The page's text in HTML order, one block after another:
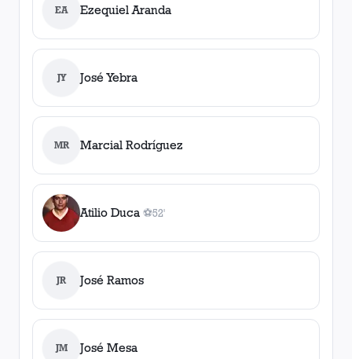
EA Ezequiel Aranda
JY José Yebra
MR Marcial Rodríguez
Atilio Duca ⚽
1gol
52'
JR José Ramos
JM José Mesa